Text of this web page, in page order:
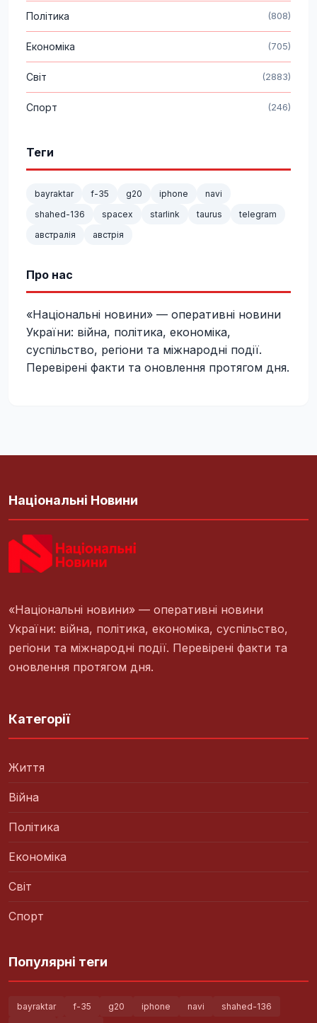
Політика (808)
Економіка (705)
Світ (2883)
Спорт (246)
Теги
bayraktar f-35 g20 iphone
navi
shahed-136
spacex starlink taurus
telegram
австралія
австрія
Про нас
«Національні новини» — оперативні новини
України: війна, політика, економіка,
суспільство, регіони та міжнародні події.
Перевірені факти та оновлення протягом дня.
Національні Новини
«Національні новини» — оперативні новини
України: війна, політика, економіка, суспільство,
регіони та міжнародні події. Перевірені факти та
оновлення протягом дня.
Категорії
Життя
Війна
Політика
Економіка
Світ
Спорт
Популярні теги
bayraktar f-35 g20 iphone navi
shahed-136